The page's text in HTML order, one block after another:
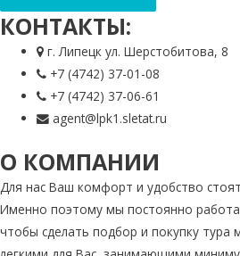
КОНТАКТЫ:
г. Липецк ул. Шерстобитова, 8
+7 (4742) 37-01-08
+7 (4742) 37-06-61
agent@lpk1.sletat.ru
О КОМПАНИИ
Для нас Ваш комфорт и удобство
Именно поэтому мы постоянно
чтобы сделать подбор и покупку